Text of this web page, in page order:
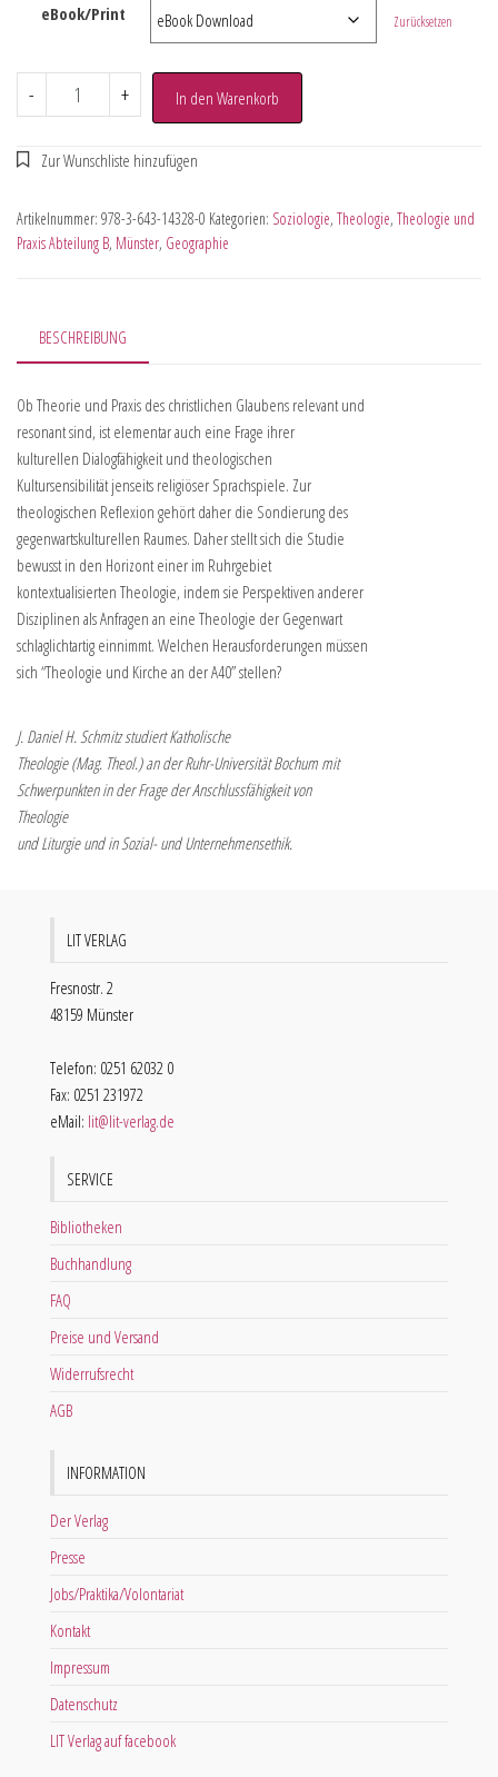
eBook/Print Zurücksetzen
- + In den Warenkorb
Artikelnummer: 978-3-643-14328-0 Kategorien: Soziologie, Theologie, Theologie und
Praxis Abteilung B, Münster, Geographie
BESCHREIBUNG
Ob Theorie und Praxis des christlichen Glaubens relevant und
resonant sind, ist elementar auch eine Frage ihrer
kulturellen Dialogfähigkeit und theologischen
Kultursensibilität jenseits religiöser Sprachspiele. Zur
theologischen Reflexion gehört daher die Sondierung des
gegenwartskulturellen Raumes. Daher stellt sich die Studie
bewusst in den Horizont einer im Ruhrgebiet
kontextualisierten Theologie, indem sie Perspektiven anderer
Disziplinen als Anfragen an eine Theologie der Gegenwart
schlaglichtartig einnimmt. Welchen Herausforderungen müssen
sich “Theologie und Kirche an der A40” stellen?
J. Daniel H. Schmitz studiert Katholische
Theologie (Mag. Theol.) an der Ruhr-Universität Bochum mit
Schwerpunkten in der Frage der Anschlussfähigkeit von
Theologie
und Liturgie und in Sozial- und Unternehmensethik.
LIT VERLAG
Fresnostr. 2
48159 Münster
Telefon: 0251 62032 0
Fax: 0251 231972
eMail: lit@lit-verlag.de
SERVICE
Bibliotheken
Buchhandlung
FAQ
Preise und Versand
Widerrufsrecht
AGB
INFORMATION
Der Verlag
Presse
Jobs/Praktika/Volontariat
Kontakt
Impressum
Datenschutz
LIT Verlag auf facebook